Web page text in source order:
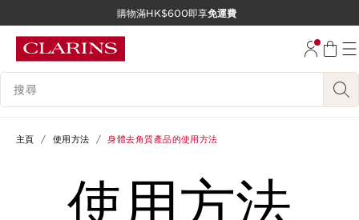
跳至內容
購物滿HK$600即享免運費
搜尋內容說明
主頁 使用方法 身體去角質產品的使用方法
使用方法